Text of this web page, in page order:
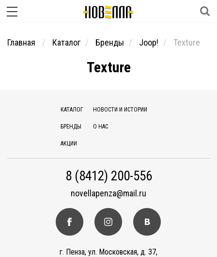
Главная Каталог Бренды Joop! Texture
Texture
КАТАЛОГ
БРЕНДЫ
АКЦИИ
НОВОСТИ И ИСТОРИИ
О НАС
8 (8412) 200-556
novellapenza@mail.ru
г. Пенза, ул. Московская, д. 37,